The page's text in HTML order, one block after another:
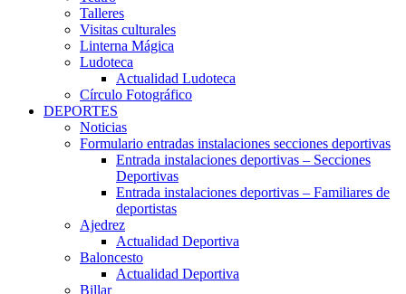
Talleres
Visitas culturales
Linterna Mágica
Ludoteca
Actualidad Ludoteca
Círculo Fotográfico
DEPORTES
Noticias
Formulario entradas instalaciones secciones deportivas
Entrada instalaciones deportivas – Secciones
Deportivas
Entrada instalaciones deportivas – Familiares de
deportistas
Ajedrez
Actualidad Deportiva
Baloncesto
Actualidad Deportiva
Billar